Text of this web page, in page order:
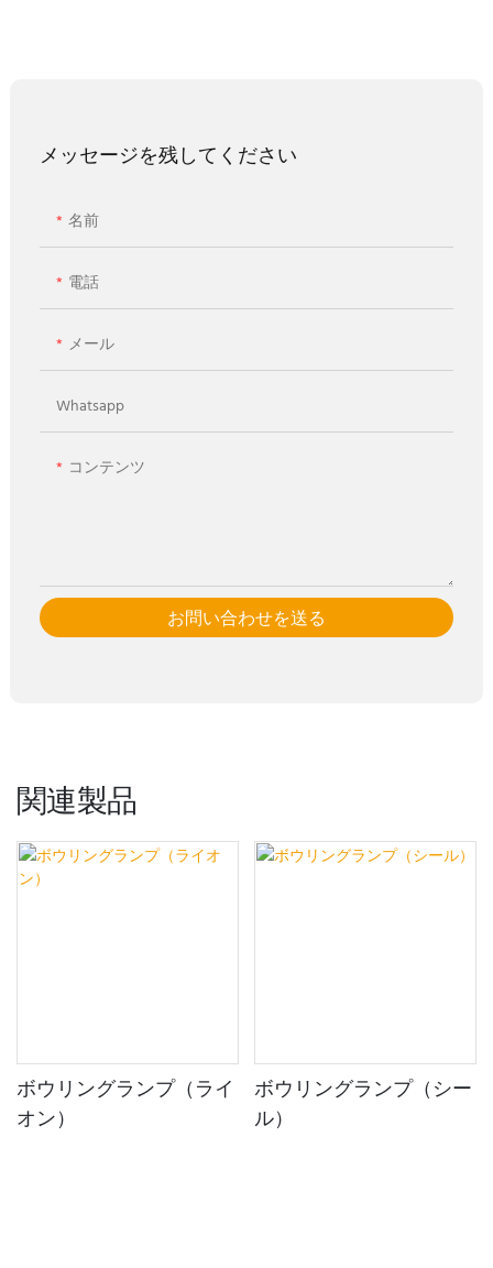
メッセージを残してください
名前
電話
メール
Whatsapp
コンテンツ
お問い合わせを送る
関連製品
ボウリングランプ（ライ
オン）
ボウリングランプ（シー
ル）